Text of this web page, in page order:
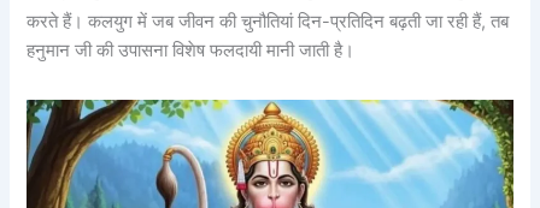
करते हैं। कलयुग में जब जीवन की चुनौतियां दिन-प्रतिदिन बढ़ती जा रही हैं, तब
हनुमान जी की उपासना विशेष फलदायी मानी जाती है।